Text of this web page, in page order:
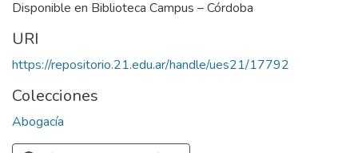
Disponible en Biblioteca Campus – Córdoba
URI
https://repositorio.21.edu.ar/handle/ues21/17792
Colecciones
Abogacía